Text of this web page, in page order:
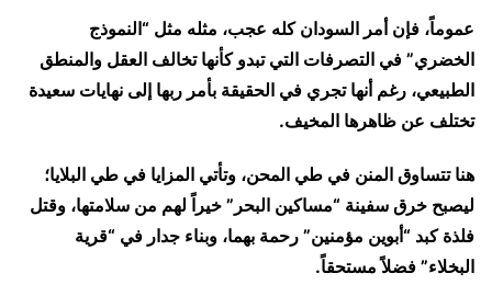
عموماً، فإن أمر السودان كله عجب، مثله مثل “النموذج
الخضري” في التصرفات التي تبدو كأنها تخالف العقل والمنطق
الطبيعي، رغم أنها تجري في الحقيقة بأمر ربها إلى نهايات سعيدة
تختلف عن ظاهرها المخيف.
هنا تتساوق المنن في طي المحن، وتأتي المزايا في طي البلايا؛
ليصبح خرق سفينة “مساكين البحر” خيراً لهم من سلامتها، وقتل
فلذة كبد “أبوين مؤمنين” رحمة بهما، وبناء جدار في “قرية
البخلاء” فضلاً مستحقاً.